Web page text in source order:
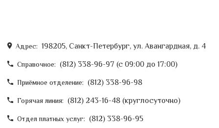
Адрес: 198205, Санкт-Петербург, ул. Авангардная, д. 4
Справочное: (812) 338-96-97 (c 09:00 до 17:00)
Приёмное отделение: (812) 338-96-98
Горячая линия: (812) 243-16-48 (круглосуточно)
Отдел платных услуг: (812) 338-96-95